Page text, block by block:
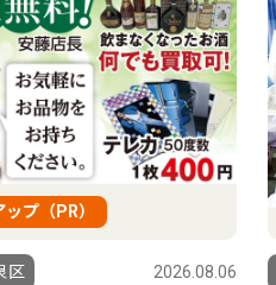
ップ（PR）
区 2026.08.06